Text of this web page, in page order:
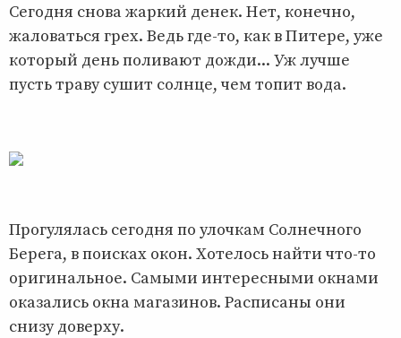
Сегодня снова жаркий денек. Нет, конечно,
жаловаться грех. Ведь где-то, как в Питере, уже
который день поливают дожди... Уж лучше
пусть траву сушит солнце, чем топит вода.
Прогулялась сегодня по улочкам Солнечного
Берега, в поисках окон. Хотелось найти что-то
оригинальное. Самыми интересными окнами
оказались окна магазинов. Расписаны они
снизу доверху.